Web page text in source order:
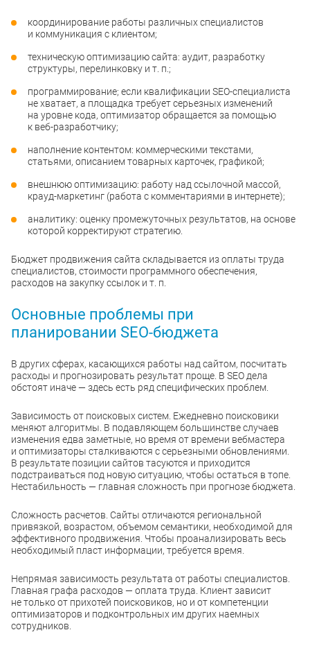
координирование работы различных специалистов
и коммуникация с клиентом;
техническую оптимизацию сайта: аудит, разработку
структуры, перелинковку и т. п.;
программирование; если квалификации SEO-специалиста
не хватает, а площадка требует серьезных изменений
на уровне кода, оптимизатор обращается за помощью
к веб-разработчику;
наполнение контентом: коммерческими текстами,
статьями, описанием товарных карточек, графикой;
внешнюю оптимизацию: работу над ссылочной массой,
крауд-маркетинг (работа с комментариями в интернете);
аналитику: оценку промежуточных результатов, на основе
которой корректируют стратегию.
Бюджет продвижения сайта складывается из оплаты труда
специалистов, стоимости программного обеспечения,
расходов на закупку ссылок и т. п.
Основные проблемы при
планировании SEO-бюджета
В других сферах, касающихся работы над сайтом, посчитать
расходы и прогнозировать результат проще. В SEO дела
обстоят иначе — здесь есть ряд специфических проблем.
Зависимость от поисковых систем. Ежедневно поисковики
меняют алгоритмы. В подавляющем большинстве случаев
изменения едва заметные, но время от времени вебмастера
и оптимизаторы сталкиваются с серьезными обновлениями.
В результате позиции сайтов тасуются и приходится
подстраиваться под новую ситуацию, чтобы остаться в топе.
Нестабильность — главная сложность при прогнозе бюджета.
Сложность расчетов. Сайты отличаются региональной
привязкой, возрастом, объемом семантики, необходимой для
эффективного продвижения. Чтобы проанализировать весь
необходимый пласт информации, требуется время.
Непрямая зависимость результата от работы специалистов.
Главная графа расходов — оплата труда. Клиент зависит
не только от прихотей поисковиков, но и от компетенции
оптимизаторов и подконтрольных им других наемных
сотрудников.